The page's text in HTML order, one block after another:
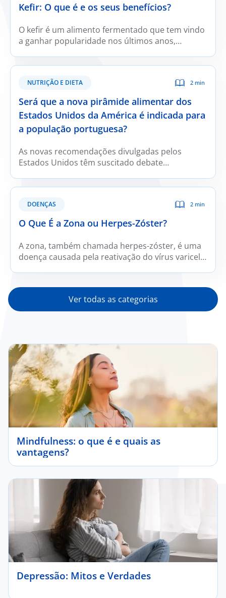
Kefir: O que é e os seus benefícios?
O kefir é um alimento fermentado que tem vindo
a ganhar popularidade nos últimos anos,
alimentos que podem contribuir para a saúde
NUTRIÇÃO E DIETA 2 min
Será que a nova pirâmide alimentar dos
Estados Unidos da América é indicada para
a população portuguesa?
As novas recomendações divulgadas pelos
Estados Unidos têm suscitado debate
alinhadas com a evidência científica mais
controversas cuja aplicabilidade fora do contexto
norte americano é limitada. Para a população
portuguesa, em particular, este modelo não
constitui a abordagem nutricional mais
adequada.
DOENÇAS 2 min
O Que É a Zona ou Herpes-Zóster?
A zona, também chamada herpes-zóster, é uma
doença causada pela reativação do vírus varicela-
“adormecido” nos gânglios sensitivos e pode
reativar-se mais tarde, originando zona.
Ver todas as categorias
Mindfulness: o que é e quais as
vantagens?
Depressão: Mitos e Verdades